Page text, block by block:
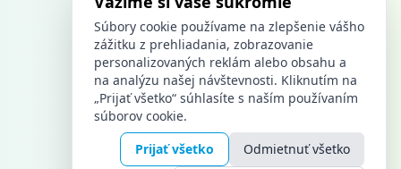
Súbory cookie používame na zlepšenie vášho
zážitku z prehliadania, zobrazovanie
personalizovaných reklám alebo obsahu a
na analýzu našej návštevnosti. Kliknutím na
„Prijať všetko“ súhlasíte s naším používaním
súborov cookie.
Prijať všetko
Odmietnuť všetko